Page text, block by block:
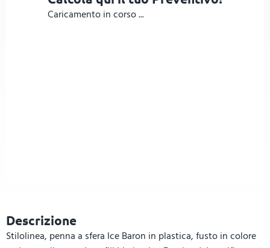
Caricamento in corso ...
Descrizione
Stilolinea, penna a sfera Ice Baron in plastica, fusto in colore